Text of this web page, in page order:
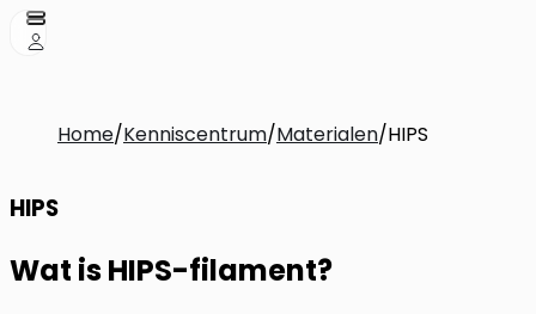
Home/Kenniscentrum/Materialen/HIPS
HIPS
Wat is HIPS-filament?